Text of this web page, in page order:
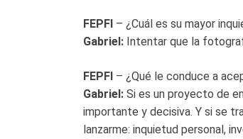
FEPFI – ¿Cuál es su mayor
Gabriel: Intentar que la
FEPFI – ¿Qué le conduce a
Gabriel: Si es un proyecto de
importante y decisiva. Y si se
lanzarme: inquietud personal,